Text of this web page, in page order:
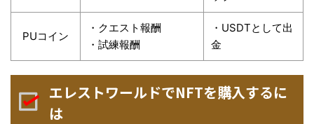
PUコイン
・クエスト報酬
・試練報酬
・USDTとして出
金
エレストワールドでNFTを購入するに
は